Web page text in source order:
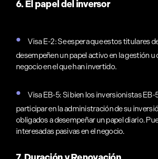
6. El papel del inversor
Visa E-2: Se espera que estos titulares
desempeñen un papel activo en la gestión u
negocio en el que han invertido.
Visa EB-5: Si bien los inversionistas EB-
participar en la administración de su
obligados a desempeñar un papel diario.
interesadas pasivas en el negocio.